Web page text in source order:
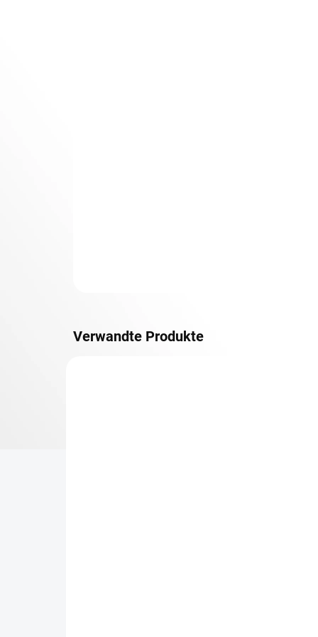
Verwandte Produkte